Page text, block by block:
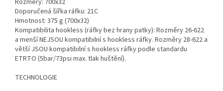
Rozměry: 700x32
Doporučená šířka ráfku: 21C
Hmotnost: 375 g (700x32)
Kompatibilita hookless (ráfky bez hrany patky): Rozměry 26-622
a menší NEJSOU kompatibilní s hookless ráfky. Rozměry 28-622 a
větší JSOU kompatibilní s hookless ráfky podle standardu
ETRTO (5bar/73psi max. tlak huštění).
TECHNOLOGIE